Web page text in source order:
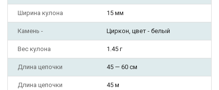
Ширина кулона 15 мм
Камень - Циркон, цвет - белый
Вес кулона 1.45 г
Длина цепочки 45 — 60 см
Длина цепочки 45 м